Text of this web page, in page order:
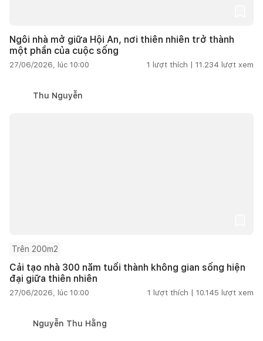
Ngôi nhà mở giữa Hội An, nơi thiên nhiên trở thành
một phần của cuộc sống
27/06/2026, lúc 10:00 1 lượt thích | 11.234 lượt xem
Thu Nguyễn
Trên 200m2
Cải tạo nhà 300 năm tuổi thành không gian sống hiện
đại giữa thiên nhiên
27/06/2026, lúc 10:00 1 lượt thích | 10.145 lượt xem
Nguyễn Thu Hằng